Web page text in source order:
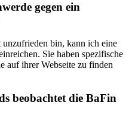
gegen ein
bin, kann‌ ich⁢ eine⁢
Sie haben spezifische
auf ihrer Webseite zu finden
beobachtet die BaFin‍